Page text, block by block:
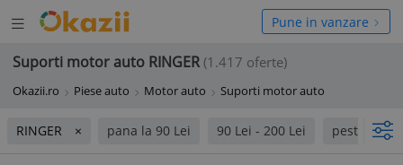
Deschide
meniul
Pune in vanzare
Suporti motor auto RINGER (1.417 oferte)
Okazii.ro Piese auto Motor auto Suporti motor auto
RINGER pana la 90 Lei 90 Lei - 200 Lei peste 200